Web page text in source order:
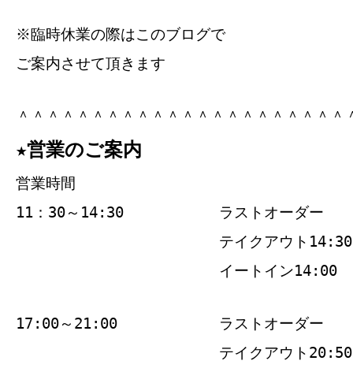
※臨時休業の際はこのブログで
ご案内させて頂きます
＾＾＾＾＾＾＾＾＾＾＾＾＾＾＾＾＾＾＾＾＾
★営業のご案内
営業時間
11：30～14:30
ラストオーダー
テイクアウト14:30
イートイン14:00
17:00～21:00
ラストオーダー
テイクアウト20:50